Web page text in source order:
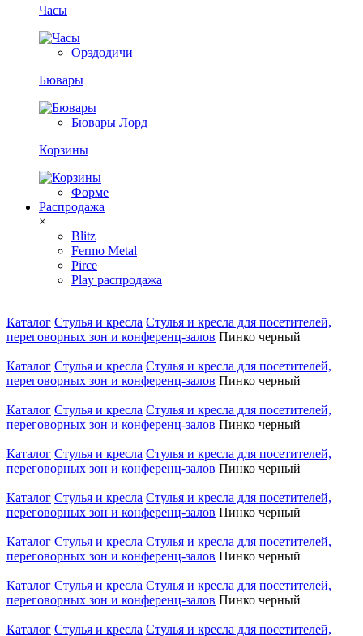
Часы
Орэдодичи
Бювары
Бювары Лорд
Корзины
Форме
Распродажа
×
Blitz
Fermo Metal
Pirce
Play распродажа
Каталог Стулья и кресла Стулья и кресла для посетителей,
переговорных зон и конференц-залов Пинко черный
Каталог Стулья и кресла Стулья и кресла для посетителей,
переговорных зон и конференц-залов Пинко черный
Каталог Стулья и кресла Стулья и кресла для посетителей,
переговорных зон и конференц-залов Пинко черный
Каталог Стулья и кресла Стулья и кресла для посетителей,
переговорных зон и конференц-залов Пинко черный
Каталог Стулья и кресла Стулья и кресла для посетителей,
переговорных зон и конференц-залов Пинко черный
Каталог Стулья и кресла Стулья и кресла для посетителей,
переговорных зон и конференц-залов Пинко черный
Каталог Стулья и кресла Стулья и кресла для посетителей,
переговорных зон и конференц-залов Пинко черный
Каталог Стулья и кресла Стулья и кресла для посетителей,